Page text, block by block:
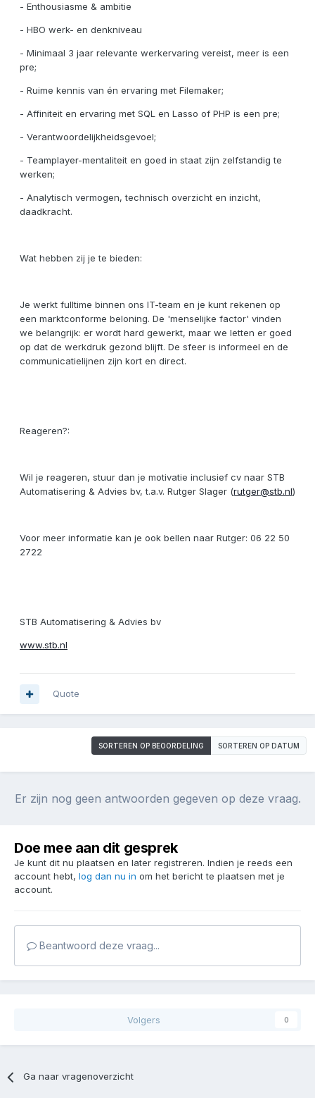
- Enthousiasme & ambitie
- HBO werk- en denkniveau
- Minimaal 3 jaar relevante werkervaring vereist, meer is een
pre;
- Ruime kennis van én ervaring met Filemaker;
- Affiniteit en ervaring met SQL en Lasso of PHP is een pre;
- Verantwoordelijkheidsgevoel;
- Teamplayer-mentaliteit en goed in staat zijn zelfstandig te
werken;
- Analytisch vermogen, technisch overzicht en inzicht,
daadkracht.
Wat hebben zij je te bieden:
Je werkt fulltime binnen ons IT-team en je kunt rekenen op
een marktconforme beloning. De 'menselijke factor' vinden
we belangrijk: er wordt hard gewerkt, maar we letten er goed
op dat de werkdruk gezond blijft. De sfeer is informeel en de
communicatielijnen zijn kort en direct.
Reageren?:
Wil je reageren, stuur dan je motivatie inclusief cv naar STB
Automatisering & Advies bv, t.a.v. Rutger Slager (rutger@stb.nl)
Voor meer informatie kan je ook bellen naar Rutger: 06 22 50
2722
STB Automatisering & Advies bv
www.stb.nl
Quote
SORTEREN OP BEOORDELING SORTEREN OP DATUM
Er zijn nog geen antwoorden gegeven op deze vraag.
Doe mee aan dit gesprek
Je kunt dit nu plaatsen en later registreren. Indien je reeds een
account hebt, log dan nu in om het bericht te plaatsen met je
account.
Beantwoord deze vraag...
Volgers 0
Ga naar vragenoverzicht